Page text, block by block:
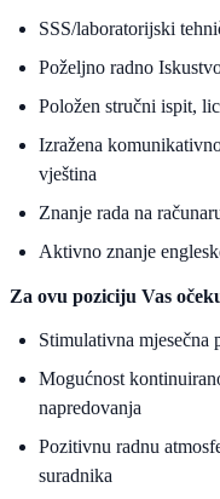
SSS/laboratorijski
Poželjno radno
Položen stručni ispit,
Izražena
vještina
Znanje rada na
Aktivno znanje
Za ovu poziciju Vas
Stimulativna mjesečna
Mogućnost
napredovanja
Pozitivnu radnu
suradnika